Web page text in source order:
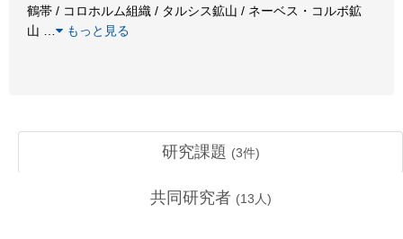
鶴帯 / コロホルム組織 / タルシス鉱山 / ネーベス・コルボ鉱
山
もっと見る
研究課題 (3件)
共同研究者 (13 人)